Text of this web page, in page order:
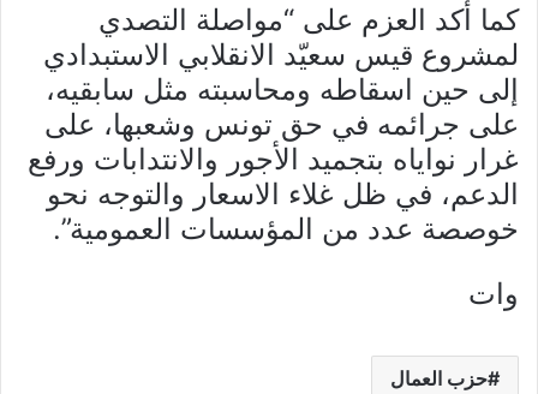
كما أكد العزم على “مواصلة التصدي
لمشروع قيس سعيّد الانقلابي الاستبدادي
إلى حين اسقاطه ومحاسبته مثل سابقيه،
على جرائمه في حق تونس وشعبها، على
غرار نواياه بتجميد الأجور والانتدابات ورفع
الدعم، في ظل غلاء الاسعار والتوجه نحو
خوصصة عدد من المؤسسات العمومية”.
وات
حزب العمال